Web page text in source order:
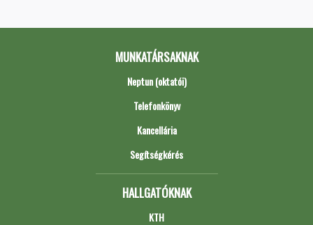
MUNKATÁRSAKNAK
Neptun (oktatói)
Telefonkönyv
Kancellária
Segítségkérés
HALLGATÓKNAK
KTH